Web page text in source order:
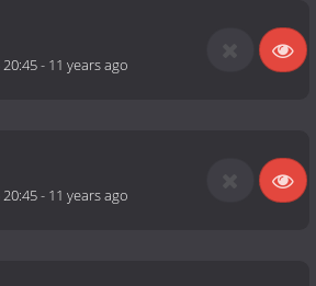
20:45- 11 years ago
20:45- 11 years ago